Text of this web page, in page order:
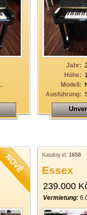
Jahr:
Höhe:
Modell:
Ausführung:
Katalog id: 1658
Essex
239.000
Vermietung: